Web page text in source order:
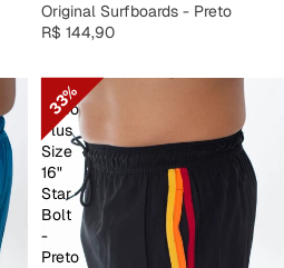
Original Surfboards - Preto
R$ 144,90
33%
Short
Retrô
Plus
Size
16"
Star
Bolt
-
Preto